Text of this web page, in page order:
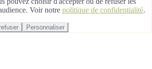
Voir notre politique de confidentialité.
Personnaliser